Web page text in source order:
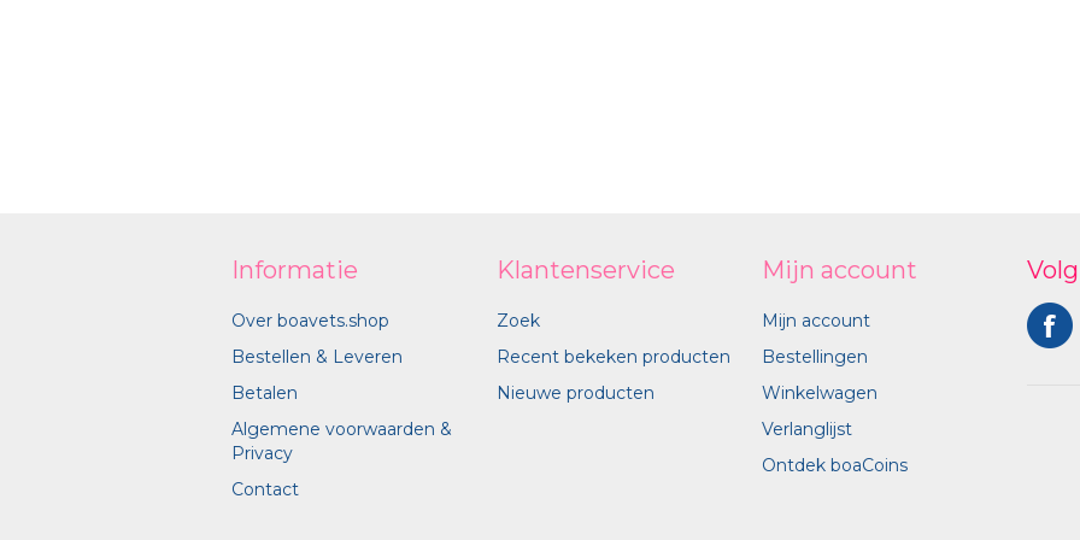
Informatie
Over boavets.shop
Bestellen & Leveren
Betalen
Algemene voorwaarden &
Privacy
Contact
Klantenservice
Zoek
Recent bekeken producten
Nieuwe producten
Mijn account
Mijn account
Bestellingen
Winkelwagen
Verlanglijst
Ontdek boaCoins